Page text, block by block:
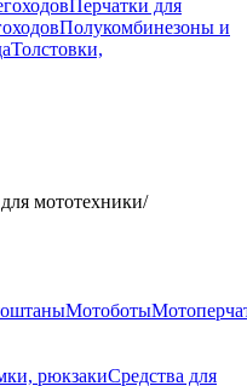
Перчатки для
Полукомбинезоны и
Толстовки,
мототехники/
Мотоботы
рюкзакиСредства для